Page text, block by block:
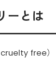
ーとは
cruelty free